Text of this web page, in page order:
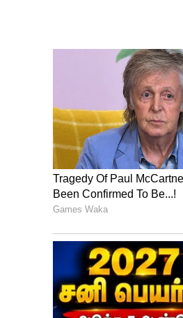
பாபா வங்காவின்
விஷயங்கள் நடக்கும்.
இது அதற்கான நல்ல
வாய்ப்புகளும் உள்ளன.
வரலாம். வீட்டில்
4